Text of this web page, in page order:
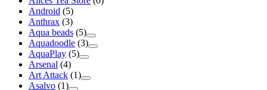
Android (5)
Anthrax (3)
Aqua beads (5)
Aquadoodle (3)
AquaPlay (5)
Arsenal (4)
Art Attack (1)
Asalvo (1)